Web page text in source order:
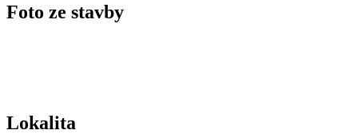
Foto ze stavby
Lokalita